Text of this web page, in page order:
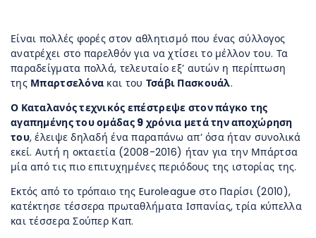
Είναι πολλές φορές στον αθλητισμό που ένας σύλλογος
ανατρέχει στο παρελθόν για να χτίσει το μέλλον του. Τα
παραδείγματα πολλά, τελευταίο εξ’ αυτών η περίπτωση
της Μπαρτσελόνα και του Τσάβι Πασκουάλ.
Ο Καταλανός τεχνικός επέστρεψε στον πάγκο της
αγαπημένης του ομάδας 9 χρόνια μετά την αποχώρηση
του, έλειψε δηλαδή ένα παραπάνω απ’ όσα ήταν συνολικά
εκεί. Αυτή η οκταετία (2008-2016) ήταν για την Μπάρτσα
μία από τις πιο επιτυχημένες περιόδους της ιστορίας της.
Εκτός από το τρόπαιο της Euroleague στο Παρίσι (2010),
κατέκτησε τέσσερα πρωταθλήματα Ισπανίας, τρία κύπελλα
και τέσσερα Σούπερ Καπ.